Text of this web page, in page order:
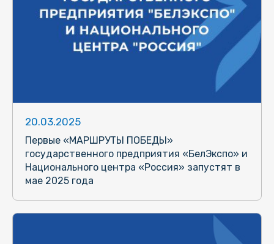
20.03.2025
Первые «МАРШРУТЫ ПОБЕДЫ»
государственного предприятия «БелЭкспо» и
Национального центра «Россия» запустят в
мае 2025 года